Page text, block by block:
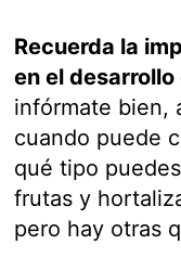
Recuerda la
en el desarrollo
infórmate bien,
cuando puede
qué tipo
frutas y
pero hay otras